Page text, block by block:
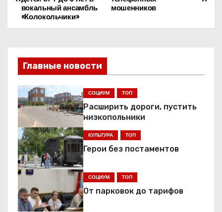
а
г
а
ц
и
я
п
о
мошенников
вокальный ансамбль
«Колокольчики»
Главные новости
СОЦИУМ ТОП
Расширить дороги, пустить
низкопольники
КУЛЬТУРА ТОП
Герои без постаментов
СОЦИУМ ТОП
От парковок до тарифов